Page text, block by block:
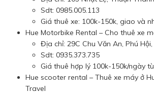
Sdt: 0985.005.113
Giá thuê xe: 100k-150k, giao và
Hue Motorbike Rental – Cho thuê xe
Địa chỉ: 29C Chu Văn An, Phú
Sdt: 0935.373.735
Giá thuê hợp lý 100k-150k/ngày
Hue scooter rental – Thuê xe máy ở
Travel